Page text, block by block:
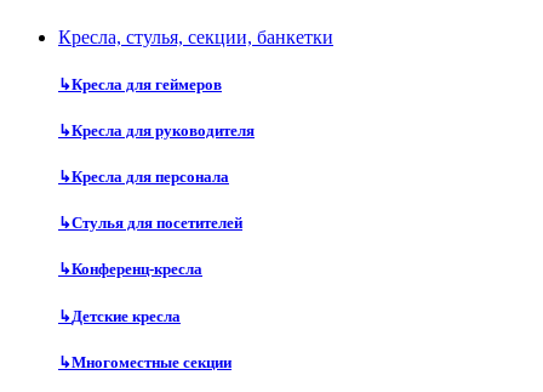
Кресла, стулья, секции, банкетки
↳Кресла для геймеров
↳Кресла для руководителя
↳Кресла для персонала
↳Стулья для посетителей
↳Конференц-кресла
↳Детские кресла
↳Многоместные секции